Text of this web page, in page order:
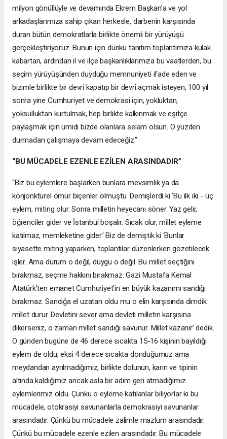
milyon gönüllüyle ve devamında Ekrem Başkan’a ve yol
arkadaşlarımıza sahip çıkan herkesle, darbenin karşısında
duran bütün demokratlarla birlikte önemli bir yürüyüşü
gerçekleştiriyoruz. Bunun için dünkü tanıtım toplantımıza kulak
kabartan, ardından il ve ilçe başkanlıklarımıza bu vaatlerden, bu
seçim yürüyüşünden duyduğu memnuniyeti ifade eden ve
bizimle birlikte bir devri kapatıp bir devri açmak isteyen, 100 yıl
sonra yine Cumhuriyet ve demokrasi için, yokluktan,
yoksulluktan kurtulmak, hep birlikte kalkınmak ve eşitçe
paylaşmak için ümidi bizde olanlara selam olsun. O yüzden
durmadan çalışmaya devam edeceğiz.”
“BU MÜCADELE EZENLE EZİLEN ARASINDADIR”
“Biz bu eylemlere başlarken bunlara mevsimlik ya da
konjonktürel ömür biçenler olmuştu. Demişlerdi ki ‘Bu ilk iki - üç
eylem, miting olur. Sonra milletin heyecanı söner. Yaz gelir,
öğrenciler gider ve İstanbul boşalır. Sıcak olur, millet eyleme
katılmaz, memleketine gider.’ Biz de demiştik ki ‘Bunlar
siyasette miting yaparken, toplantılar düzenlerken gözetilecek
işler. Ama durum o değil, duygu o değil. Bu millet seçtiğini
bırakmaz, seçme hakkını bırakmaz. Gazi Mustafa Kemal
Atatürk’ten emanet Cumhuriyet’in en büyük kazanımı sandığı
bırakmaz. Sandığa el uzatan oldu mu o elin karşısında dimdik
millet durur. Devletini sever ama devleti milletin karşısına
dikerseniz, o zaman millet sandığı savunur. Millet kazanır’ dedik.
O günden bugüne de 46 derece sıcakta 15-16 kişinin bayıldığı
eylem de oldu, eksi 4 derece sıcakta donduğumuz ama
meydandan ayrılmadığımız, birlikte dolunun, karın ve tipinin
altında kaldığımız ancak asla bir adım geri atmadığımız
eylemlerimiz oldu. Çünkü o eyleme katılanlar biliyorlar ki bu
mücadele, otokrasiyi savunanlarla demokrasiyi savunanlar
arasındadır. Çünkü bu mücadele zalimle mazlum arasındadır.
Çünkü bu mücadele ezenle ezilen arasındadır. Bu mücadele